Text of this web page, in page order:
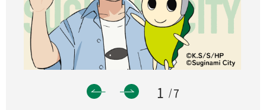
1
7